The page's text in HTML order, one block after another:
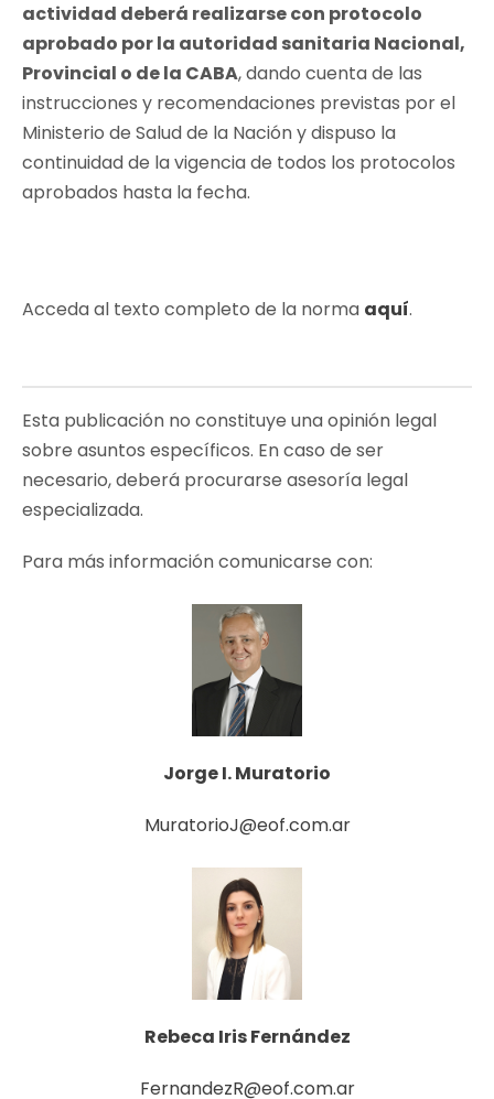
actividad deberá realizarse con protocolo
aprobado por la autoridad sanitaria Nacional,
Provincial o de la CABA, dando cuenta de las
instrucciones y recomendaciones previstas por el
Ministerio de Salud de la Nación y dispuso la
continuidad de la vigencia de todos los protocolos
aprobados hasta la fecha.
Acceda al texto completo de la norma aquí.
Esta publicación no constituye una opinión legal
sobre asuntos específicos. En caso de ser
necesario, deberá procurarse asesoría legal
especializada.
Para más información comunicarse con:
Jorge I. Muratorio
MuratorioJ@eof.com.ar
Rebeca Iris Fernández
FernandezR@eof.com.ar